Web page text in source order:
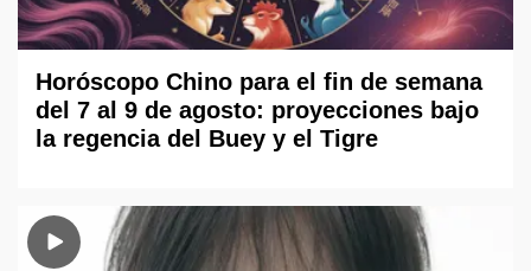
Horóscopo Chino para el fin de semana
del 7 al 9 de agosto: proyecciones bajo
la regencia del Buey y el Tigre